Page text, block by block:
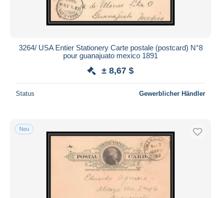
3264/ USA Entier Stationery Carte postale (postcard) N°8
pour guanajuato mexico 1891
± 8,67 $
Status Gewerblicher Händler
Neu